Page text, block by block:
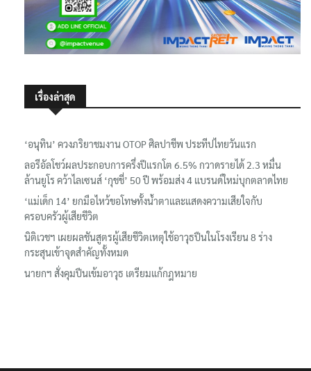
เรื่องล่าสุด
‘อนุทิน’ ควงภริยาชมงาน OTOP ศิลปาชีพ ประทีปไทยวันแรก
ลอรีอัลโชว์ผลประกอบการครึ่งปีแรกโต 6.5% กวาดรายได้ 2.3 หมื่น
ล้านยูโร คว้าไลเซนส์ ‘กุชชี่’ 50 ปี พร้อมส่ง 4 แบรนด์ใหม่บุกตลาดไทย
‘แม่เด็ก 14’ ยกมือไหว้ขอโทษทั้งน้ำตาและแสดงความเสียใจกับ
ครอบครัวผู้เสียชีวิต
นิติเวชฯ เผยผลชันสูตรผู้เสียชีวิตเหตุใช้อาวุธปืนในโรงเรียน 8 ร่าง
กระสุนเข้าจุดสำคัญทั้งหมด
นายกฯ สั่งคุมปืนเข้มอาวุธ เตรียมแก้กฎหมาย